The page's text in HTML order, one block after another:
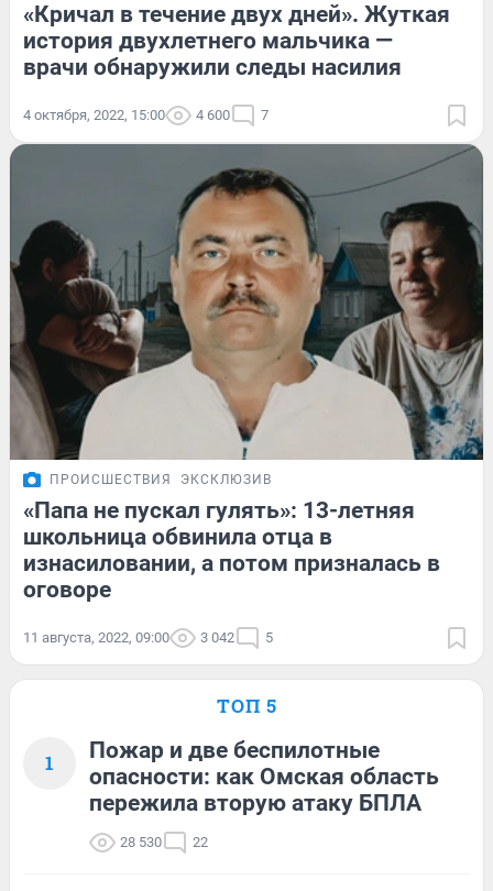
«Кричал в течение двух дней». Жуткая
история двухлетнего мальчика —
врачи обнаружили следы насилия
4 октября, 2022, 15:00 4 600 7
ПРОИСШЕСТВИЯ ЭКСКЛЮЗИВ
«Папа не пускал гулять»: 13-летняя
школьница обвинила отца в
изнасиловании, а потом призналась в
оговоре
11 августа, 2022, 09:00 3 042 5
ТОП 5
1
Пожар и две беспилотные
опасности: как Омская область
пережила вторую атаку БПЛА
28 530 22